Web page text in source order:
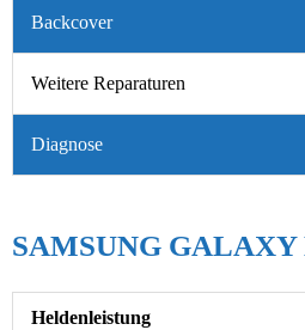
Backcover
Weitere Reparaturen
Diagnose
SAMSUNG
Heldenleistung